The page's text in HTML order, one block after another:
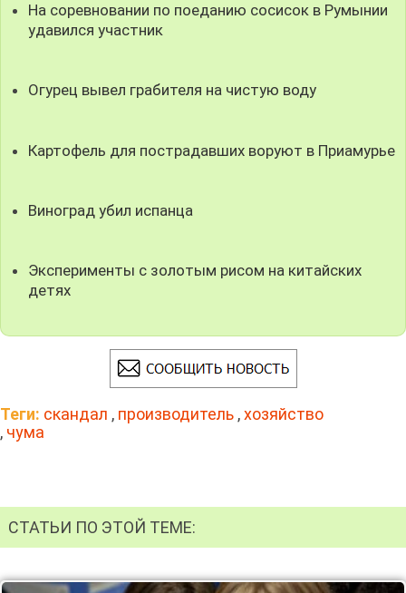
На соревновании по поеданию сосисок в Румынии
удавился участник
Огурец вывел грабителя на чистую воду
Картофель для пострадавших воруют в Приамурье
Виноград убил испанца
Эксперименты с золотым рисом на китайских
детях
Теги: скандал , производитель ,хозяйство
, чума
СТАТЬИ ПО ЭТОЙ ТЕМЕ: